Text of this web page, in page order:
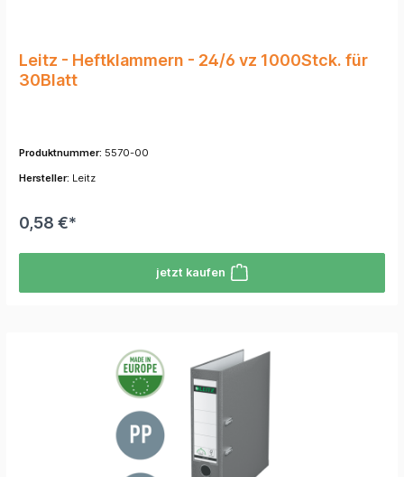
Leitz - Heftklammern - 24/6 vz 1000Stck. für
30Blatt
Produktnummer: 5570-00
Hersteller: Leitz
0,58 €*
jetzt kaufen